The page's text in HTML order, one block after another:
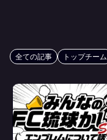
全ての記事 トップチーム